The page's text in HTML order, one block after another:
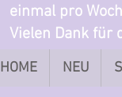
einmal pro
Vielen Dank für
HOME NEU